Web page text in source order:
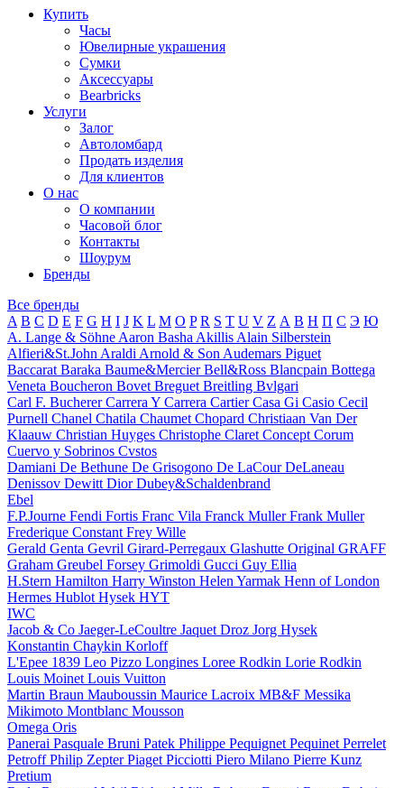
Купить
Часы
Ювелирные украшения
Сумки
Аксессуары
Bearbricks
Услуги
Залог
Автоломбард
Продать изделия
Для клиентов
О нас
О компании
Часовой блог
Контакты
Шоурум
Бренды
Все бренды
A B C D E F G H I J K L M O P R S T U V Z А В Н П С Э Ю
A. Lange & Söhne Aaron Basha Akillis Alain Silberstein
Alfieri&St.John Araldi Arnold & Son Audemars Piguet
Baccarat Baraka Baume&MercierBell&Ross Blancpain Bottega
Veneta Boucheron Bovet Breguet Breitling Bvlgari
Carl F. BuchererCarrera Y Carrera CartierCasa Gi Casio Cecil
Purnell Chanel Chatila Chaumet Chopard Christiaan Van Der
Klaauw Christian Huyges Christophe Claret Concept Corum
Cuervo y Sobrinos Cvstos
Damiani De Bethune De Grisogono De LaCourDeLaneau
Denissov Dewitt DiorDubey&Schaldenbrand
Ebel
F.P.Journe Fendi Fortis Franc Vila Franck MullerFrank Muller
Frederique Constant Frey Wille
Gerald Genta Gevril Girard-Perregaux Glashutte Original GRAFF
Graham Greubel Forsey Grimoldi Gucci Guy Ellia
H.Stern Hamilton Harry Winston Helen Yarmak Henn of London
Hermes Hublot Hysek HYT
IWC
Jacob & Co Jaeger-LeCoultre Jaquet Droz Jorg Hysek
Konstantin Chaykin Korloff
L'Epee 1839 Leo Pizzo Longines Loree Rodkin Lorie Rodkin
Louis Moinet Louis Vuitton
Martin Braun Mauboussin Maurice Lacroix MB&F Messika
Mikimoto Montblanc Mousson
Omega Oris
Panerai Pasquale Bruni Patek Philippe Pequignet Pequinet Perrelet
PetroffPhilip ZepterPiaget Picciotti Piero Milano Pierre Kunz
Pretium